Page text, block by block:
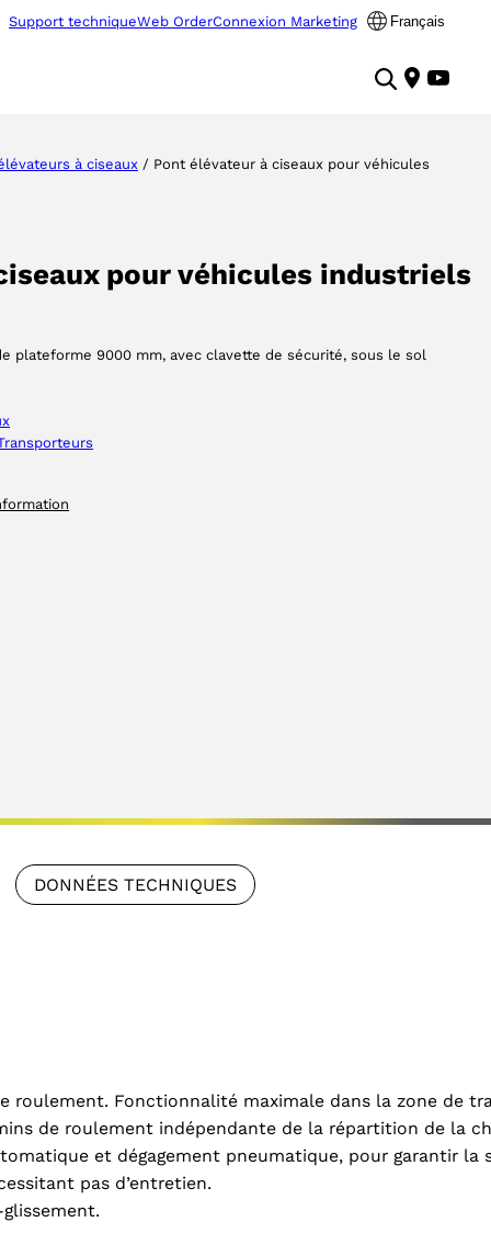
Support techniqueWeb OrderConnexion Marketing Français
à ciseaux / Pont élévateur à ciseaux pour véhicules
pour véhicules industriels
plateforme 9000 mm, avec clavette de sécurité, sous le sol
DONNÉES TECHNIQUES
roulement. Fonctionnalité maximale dans la zone de
de roulement indépendante de la répartition de la
et dégagement pneumatique, pour garantir
pas d’entretien.